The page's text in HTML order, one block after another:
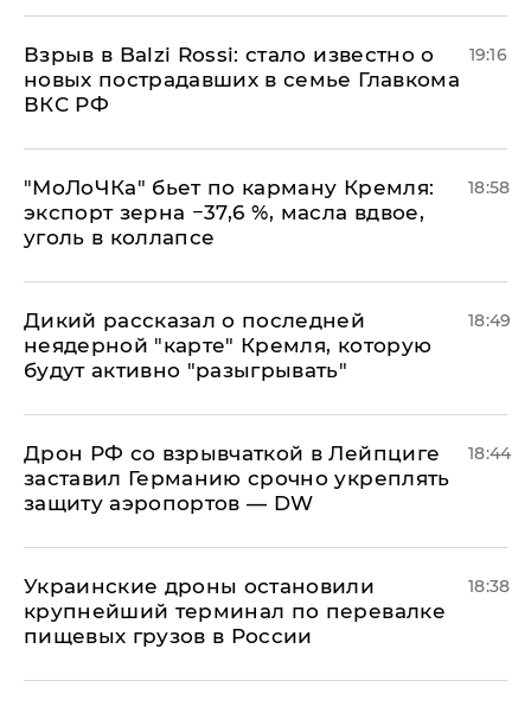
Взрыв в Balzi Rossi: стало известно о
новых пострадавших в семье Главкома
ВКС РФ
19:16
​"МоЛоЧКа" бьет по карману Кремля:
экспорт зерна −37,6 %, масла вдвое,
уголь в коллапсе
18:58
Дикий рассказал о последней
неядерной "карте" Кремля, которую
будут активно "разыгрывать"
18:49
​Дрон РФ со взрывчаткой в Лейпциге
заставил Германию срочно укреплять
защиту аэропортов — DW
18:44
Украинские дроны остановили
крупнейший терминал по перевалке
пищевых грузов в России
18:38